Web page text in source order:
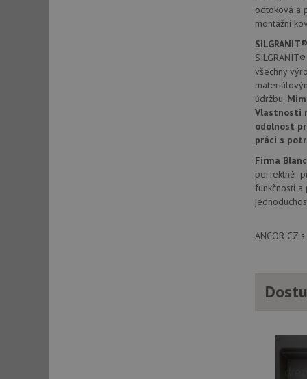
odtoková a
montážní
všechny
údržbu.
Vlastnosti
odolnost
práci s
Firma
perfektně
funkčností
ANCOR CZ
_ga_9T91YFLEPX
__Secure-YNID
test_cookie